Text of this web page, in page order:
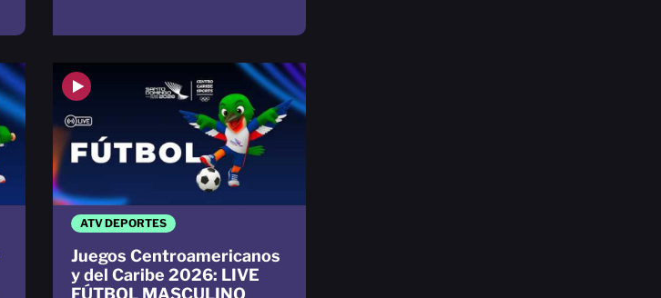
ATV DEPORTES
Juegos Centroamericanos
y del Caribe 2026: LIVE
FÚTBOL MASCULINO